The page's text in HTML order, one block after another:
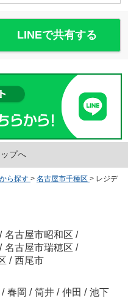
LINEで共有する
プへ
ら探す > 名古屋市千種区 > レジデ
/ 名古屋市昭和区 /
/ 名古屋市瑞穂区 /
/ 西尾市
/ 春岡 / 筒井 / 仲田 / 池下